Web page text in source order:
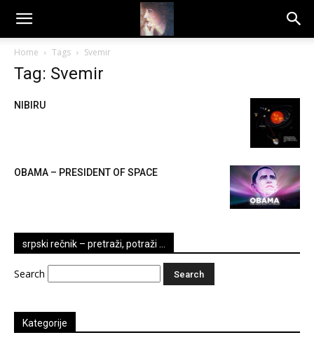
Dragana
Amarilis
Home Tags Svemir
Tag: Svemir
NIBIRU
OBAMA – PRESIDENT OF SPACE
srpski rečnik – pretraži, potraži …
Search
Kategorije